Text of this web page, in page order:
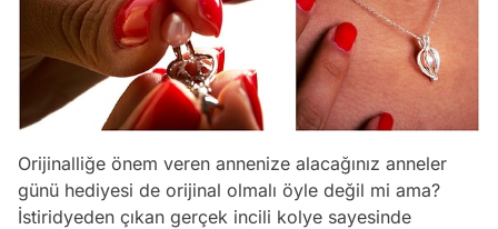
Orijinalliğe önem veren annenize alacağınız anneler
günü hediyesi de orijinal olmalı öyle değil mi ama?
İstiridyeden çıkan gerçek incili kolye sayesinde